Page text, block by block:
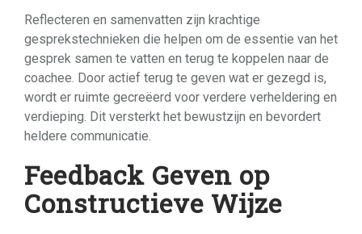
Reflecteren en samenvatten zijn krachtige
gesprekstechnieken die helpen om de essentie van het
gesprek samen te vatten en terug te koppelen naar de
coachee. Door actief terug te geven wat er gezegd is,
wordt er ruimte gecreëerd voor verdere verheldering en
verdieping. Dit versterkt het bewustzijn en bevordert
heldere communicatie.
Feedback Geven op
Constructieve Wijze